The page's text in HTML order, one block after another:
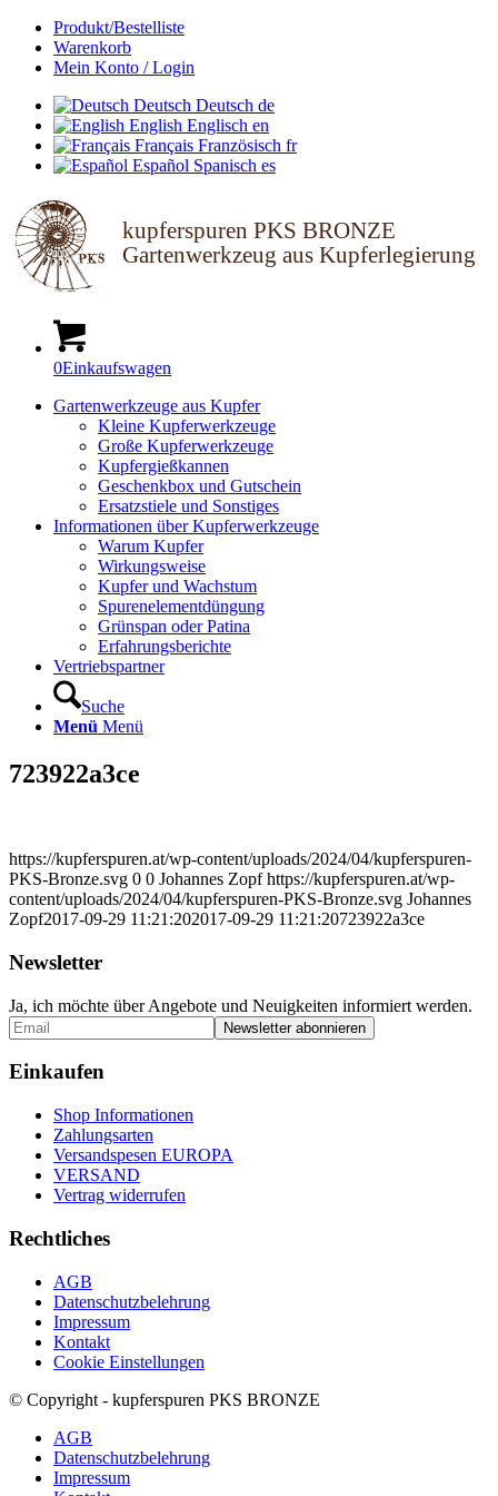
Produkt/Bestelliste
Warenkorb
Mein Konto / Login
Deutsch Deutsch de
English Englisch en
Français Französisch fr
Español Spanisch es
kupferspuren PKS BRONZE
Gartenwerkzeug aus Kupferlegierung
0Einkaufswagen
Gartenwerkzeuge aus Kupfer
Kleine Kupferwerkzeuge
Große Kupferwerkzeuge
Kupfergießkannen
Geschenkbox und Gutschein
Ersatzstiele und Sonstiges
Informationen über Kupferwerkzeuge
Warum Kupfer
Wirkungsweise
Kupfer und Wachstum
Spurenelementdüngung
Grünspan oder Patina
Erfahrungsberichte
Vertriebspartner
Suche
Menü Menü
723922a3ce
https://kupferspuren.at/wp-content/uploads/2024/04/kupferspuren-
PKS-Bronze.svg 0 0 Johannes Zopf https://kupferspuren.at/wp-
content/uploads/2024/04/kupferspuren-PKS-Bronze.svg Johannes
Zopf2017-09-29 11:21:202017-09-29 11:21:20723922a3ce
Newsletter
Ja, ich möchte über Angebote und Neuigkeiten informiert werden.
Einkaufen
Shop Informationen
Zahlungsarten
Versandspesen EUROPA
VERSAND
Vertrag widerrufen
Rechtliches
AGB
Datenschutzbelehrung
Impressum
Kontakt
Cookie Einstellungen
© Copyright - kupferspuren PKS BRONZE
AGB
Datenschutzbelehrung
Impressum